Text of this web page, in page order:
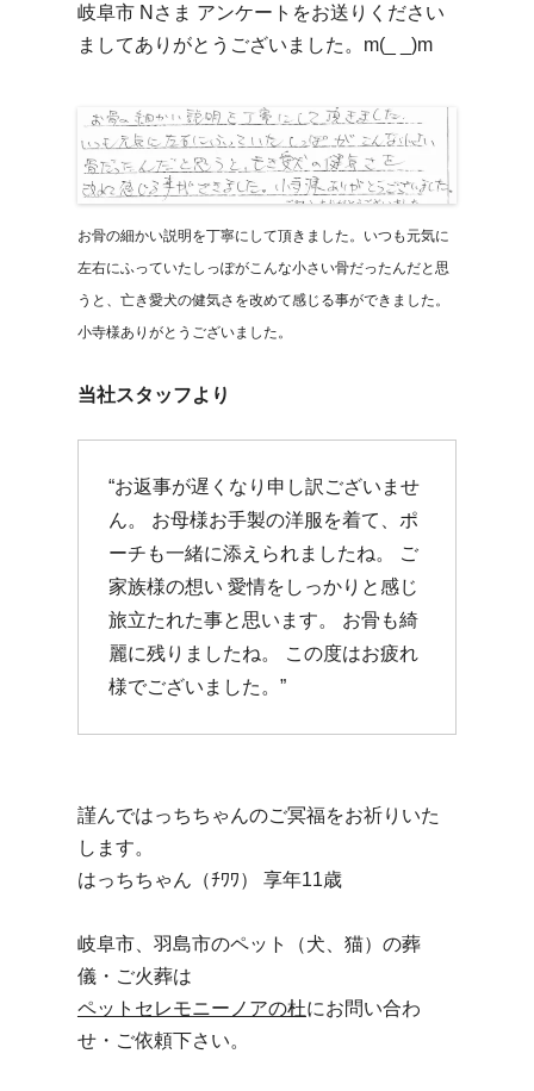
岐阜市 Nさま アンケートをお送りください
ましてありがとうございました。m(_ _)m
お骨の細かい説明を丁寧にして頂きました。いつも元気に
左右にふっていたしっぽがこんな小さい骨だったんだと思
うと、亡き愛犬の健気さを改めて感じる事ができました。
小寺様ありがとうございました。
当社スタッフより
“お返事が遅くなり申し訳ございませ
ん。 お母様お手製の洋服を着て、ポ
ーチも一緒に添えられましたね。 ご
家族様の想い 愛情をしっかりと感じ
旅立たれた事と思います。 お骨も綺
麗に残りましたね。 この度はお疲れ
様でございました。”
謹んではっちちゃんのご冥福をお祈りいた
します。
はっちちゃん（ﾁﾜﾜ） 享年11歳
岐阜市、羽島市のペット（犬、猫）の葬
儀・ご火葬は
ペットセレモニーノアの杜にお問い合わ
せ・ご依頼下さい。